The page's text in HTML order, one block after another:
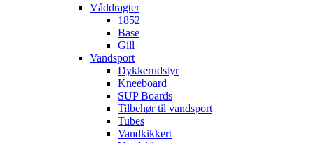
Våddragter
1852
Base
Gill
Vandsport
Dykkerudstyr
Kneeboard
SUP Boards
Tilbehør til vandsport
Tubes
Vandkikkert